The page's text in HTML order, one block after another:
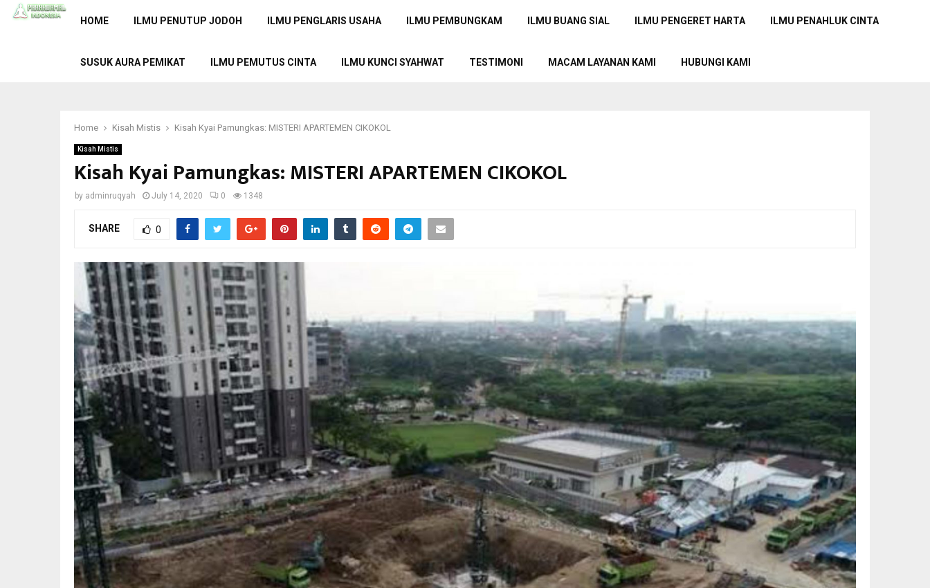
HOME ILMU PENUTUP JODOH ILMU PENGLARIS USAHA ILMU PEMBUNGKAM ILMU BUANG SIAL ILMU PENGERET HARTA ILMU PENAHLUK CINTA
SUSUK AURA PEMIKAT ILMU PEMUTUS CINTA ILMU KUNCI SYAHWAT TESTIMONI MACAM LAYANAN KAMI HUBUNGI KAMI
Home Kisah Mistis Kisah Kyai Pamungkas: MISTERI APARTEMEN CIKOKOL
Kisah Mistis
Kisah Kyai Pamungkas: MISTERI APARTEMEN CIKOKOL
by adminruqyah July 14, 2020 0 1348
SHARE 0